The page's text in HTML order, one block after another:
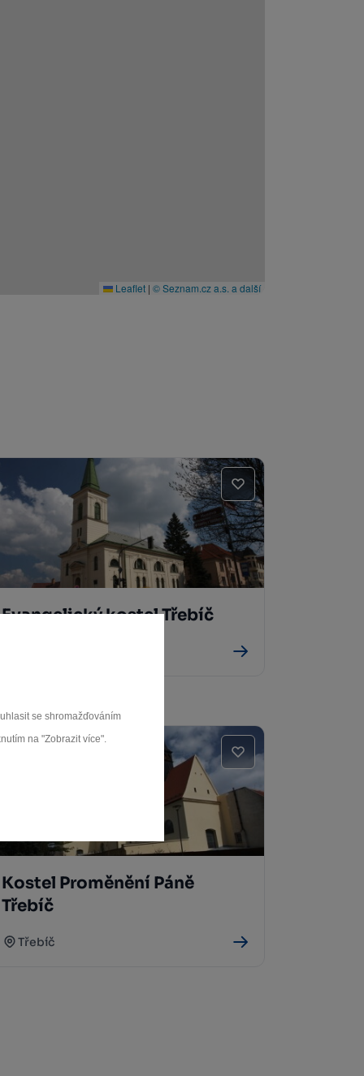
se shromažďováním
na "Zobrazit více".
Leaflet | © Seznam.cz a.s. a další
Evangelický kostel Třebíč
Kostel Proměnění Páně
Třebíč
Třebíč